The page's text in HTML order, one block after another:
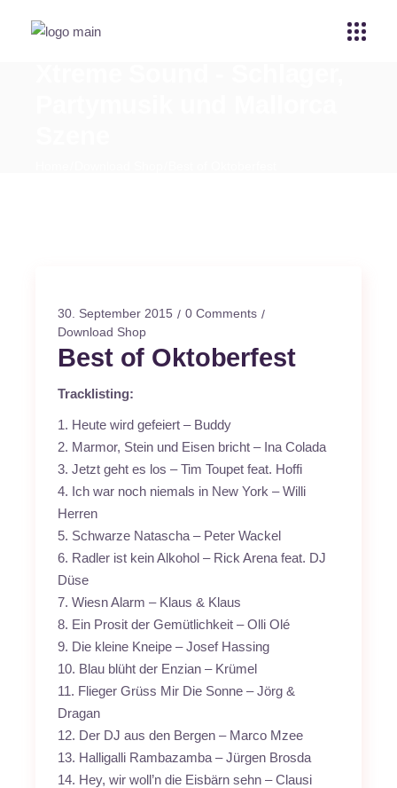
30. September 2015
0 Comments
Download Shop
Best of Oktoberfest
Tracklisting:
1. Heute wird gefeiert – Buddy
2. Marmor, Stein und Eisen bricht – Ina Colada
3. Jetzt geht es los – Tim Toupet feat. Hoffi
4. Ich war noch niemals in New York – Willi
Herren
5. Schwarze Natascha – Peter Wackel
6. Radler ist kein Alkohol – Rick Arena feat. DJ
Düse
7. Wiesn Alarm – Klaus & Klaus
8. Ein Prosit der Gemütlichkeit – Olli Olé
9. Die kleine Kneipe – Josef Hassing
10. Blau blüht der Enzian – Krümel
11. Flieger Grüss Mir Die Sonne – Jörg &
Dragan
12. Der DJ aus den Bergen – Marco Mzee
13. Halligalli Rambazamba – Jürgen Brosda
14. Hey, wir woll’n die Eisbärn sehn – Clausi